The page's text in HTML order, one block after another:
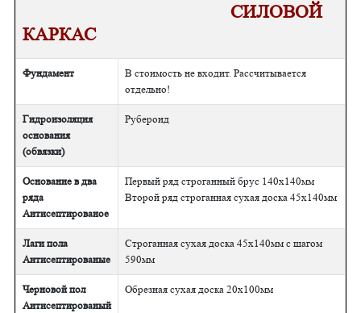
СИЛОВОЙ
КАРКАС
Фундамент
В стоимость не входит. Рассчитывается
отдельно!
Гидроизоляция
основания
(обвязки)
Рубероид
Основание в два
ряда
Антисептированое
Первый ряд строганный брус 140х140мм
Второй ряд строганная сухая доска 45х140мм
Лаги пола
Антисептированые
Строганная сухая доска 45х140мм с шагом
590мм
Черновой пол
Антисептированый
Обрезная сухая доска 20х100мм